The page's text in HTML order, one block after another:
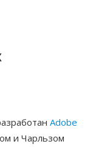
Adobe
и Чарльзом